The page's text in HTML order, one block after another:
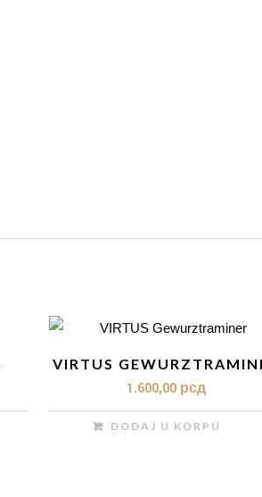
VIRTUS
1.600,00 рсд
DODAJ U KORPU